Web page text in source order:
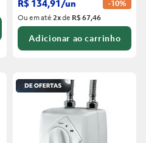
R$ 134,91/un -10%
Ou em até2xde R$ 67,46
Adicionar ao carrinho